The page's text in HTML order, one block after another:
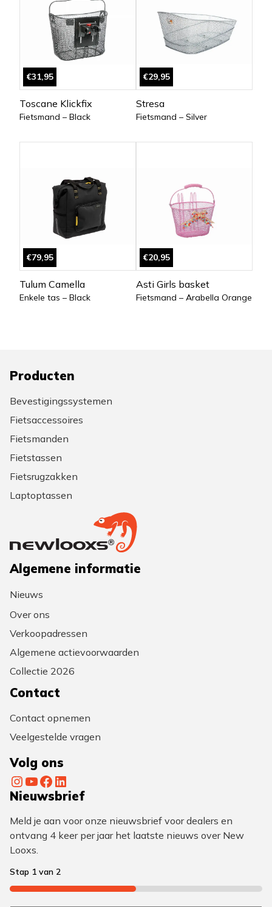
€31,95
Toscane Klickfix
Fietsmand – Black
€29,95
Stresa
Fietsmand – Silver
€79,95
Tulum Camella
Enkele tas – Black
€20,95
Asti Girls basket
Fietsmand – Arabella Orange
Producten
Bevestigingssystemen
Fietsaccessoires
Fietsmanden
Fietstassen
Fietsrugzakken
Laptoptassen
Algemene informatie
Nieuws
Over ons
Verkoopadressen
Algemene actievoorwaarden
Collectie 2026
Contact
Contact opnemen
Veelgestelde vragen
Volg ons
InstagramYouTube Facebook LinkedIn
Nieuwsbrief
Meld je aan voor onze nieuwsbrief voor dealers en
ontvang 4 keer per jaar het laatste nieuws over New
Looxs.
Stap 1 van 2
50%